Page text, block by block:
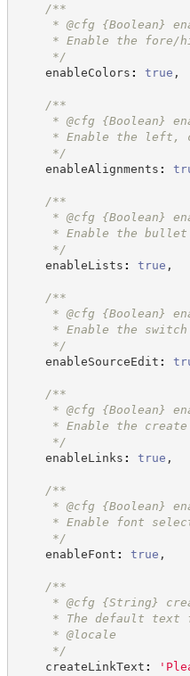
/**
* @cfg {Boolean}
* Enable the fore/
*/
enableColors : true ,
/**
* @cfg {Boolean}
* Enable the left,
*/
enableAlignments :
/**
* @cfg {Boolean}
* Enable the bullet
*/
enableLists : true ,
/**
* @cfg {Boolean}
* Enable the switch
*/
enableSourceEdit :
/**
* @cfg {Boolean}
* Enable the create
*/
enableLinks : true ,
/**
* @cfg {Boolean}
* Enable font
*/
enableFont : true ,
/**
* @cfg {String}
* The default text
* @locale
*/
createLinkText : '